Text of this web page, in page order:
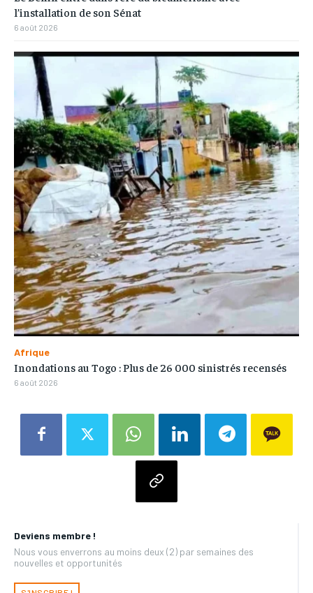
Deviens membre !
Nous vous enverrons au moins deux (2) par semaines des
nouvelles et opportunités
l’installation de son Sénat
6 août 2026
Afrique
Inondations au Togo : Plus de 26 000 sinistrés recensés
6 août 2026